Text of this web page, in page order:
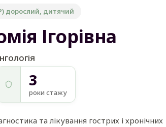
дорослий, дитячий
Ігорівна
3
роки стажу
та лікування гострих і хронічних